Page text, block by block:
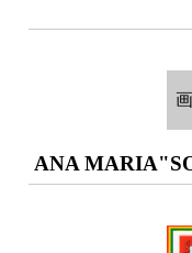
ANA MARIA